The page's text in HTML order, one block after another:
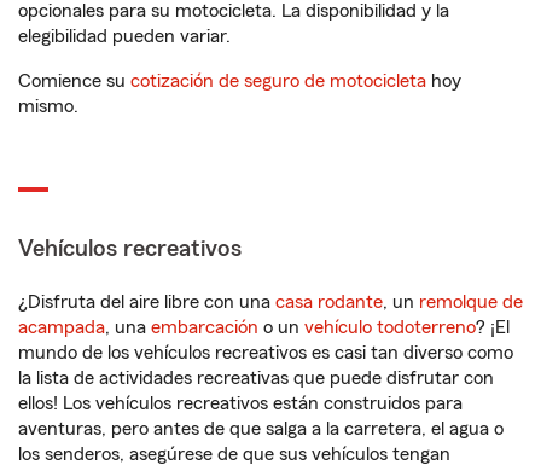
opcionales para su motocicleta. La disponibilidad y la
elegibilidad pueden variar.
Comience su cotización de seguro de motocicleta hoy
mismo.
Vehículos recreativos
¿Disfruta del aire libre con una casa rodante, un remolque de
acampada, una embarcación o un vehículo todoterreno? ¡El
mundo de los vehículos recreativos es casi tan diverso como
la lista de actividades recreativas que puede disfrutar con
ellos! Los vehículos recreativos están construidos para
aventuras, pero antes de que salga a la carretera, el agua o
los senderos, asegúrese de que sus vehículos tengan